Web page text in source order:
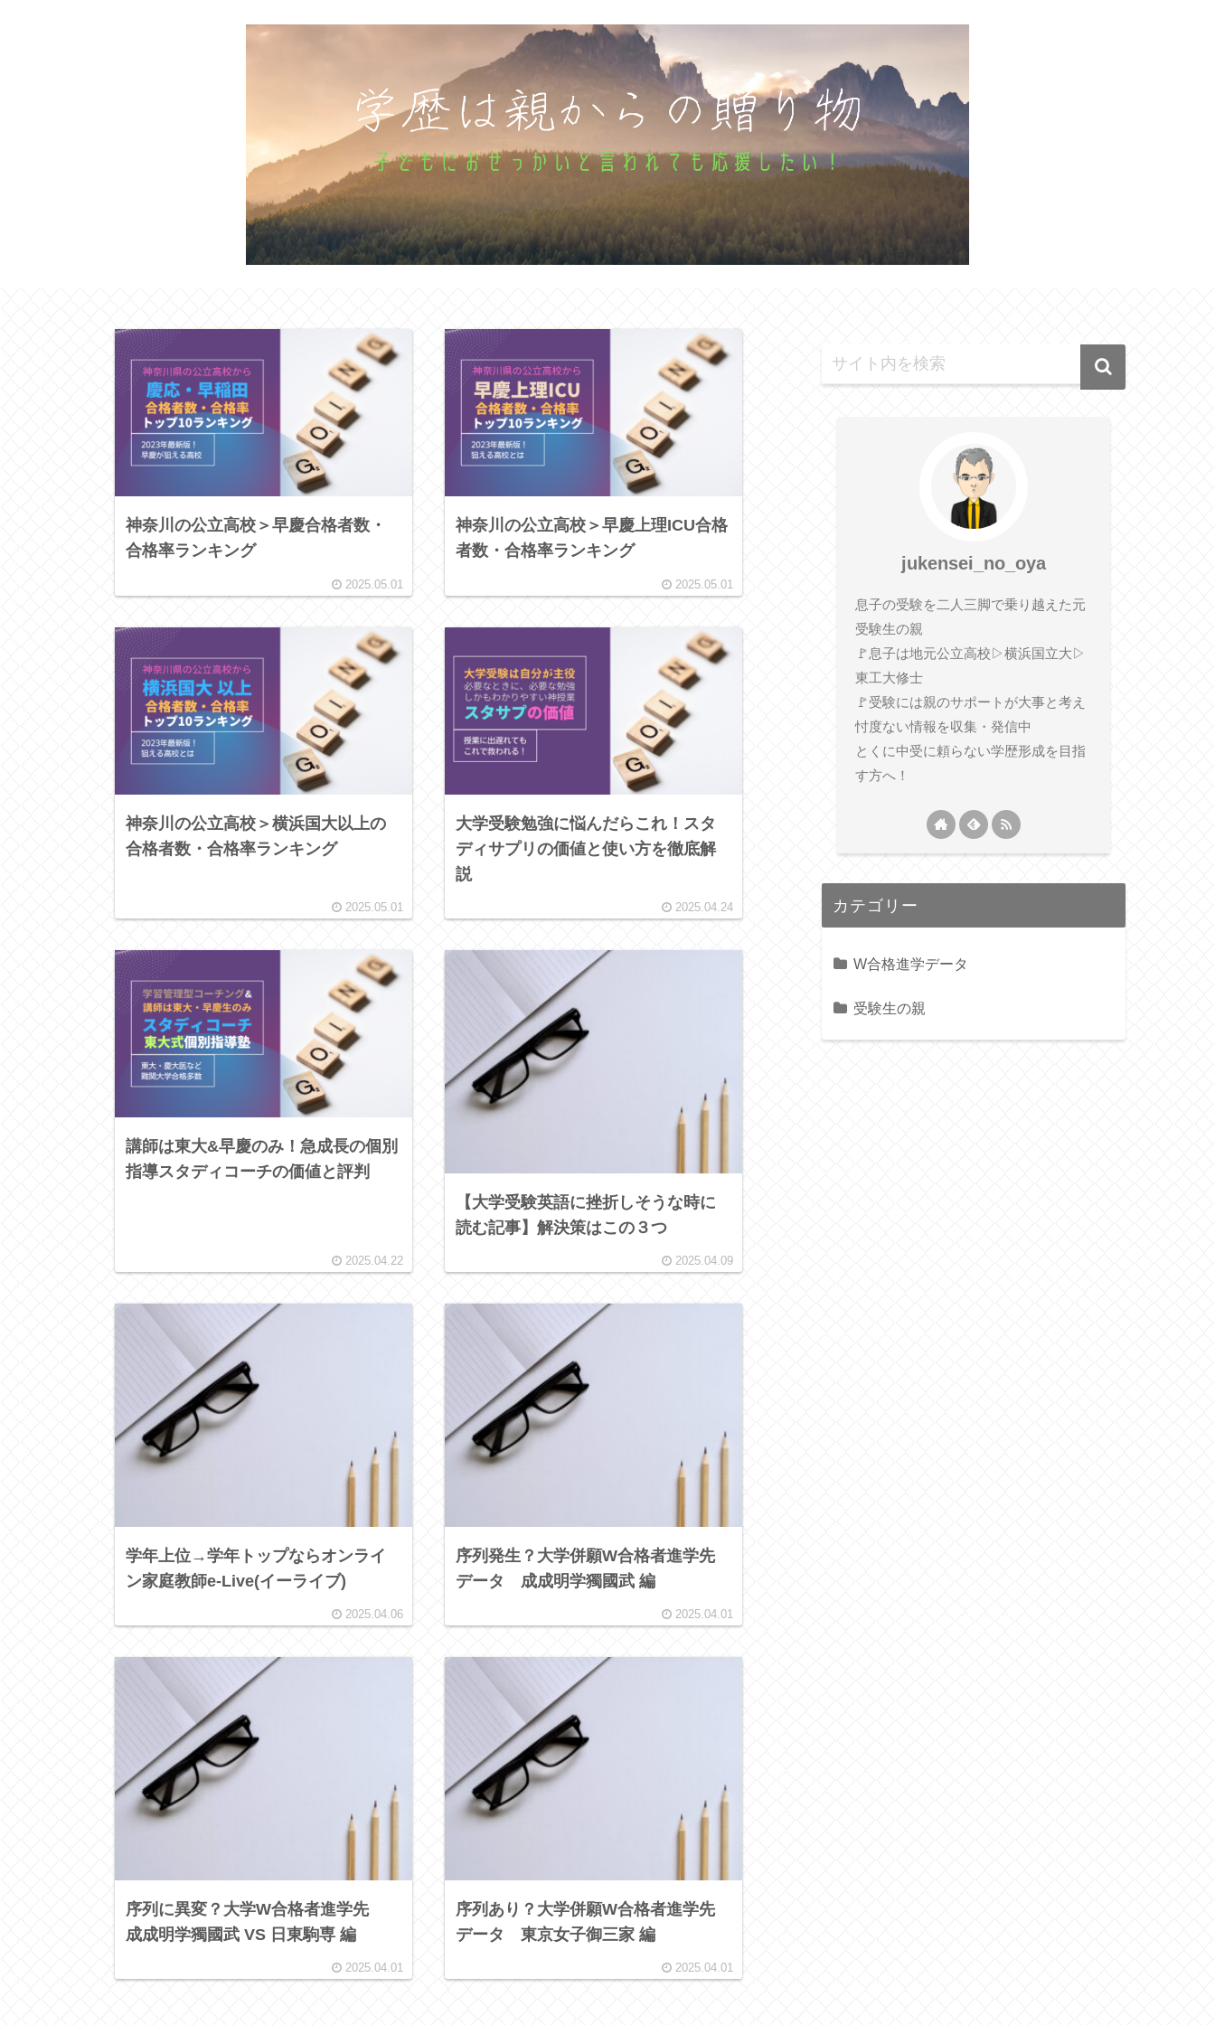
神奈川の公立高校＞早慶合格者数・
合格率ランキング
2025.05.01
神奈川の公立高校＞早慶上理ICU合格
者数・合格率ランキング
2025.05.01
神奈川の公立高校＞横浜国大以上の
合格者数・合格率ランキング
2025.05.01
大学受験勉強に悩んだらこれ！スタ
ディサプリの価値と使い方を徹底解
説
2025.04.24
講師は東大&早慶のみ！急成長の個別
指導スタディコーチの価値と評判
2025.04.22
【大学受験英語に挫折しそうな時に
読む記事】解決策はこの３つ
2025.04.09
学年上位→学年トップならオンライ
ン家庭教師e-Live(イーライブ)
2025.04.06
序列発生？大学併願W合格者進学先
データ 成成明学獨國武 編
2025.04.01
序列に異変？大学W合格者進学先
成成明学獨國武 VS 日東駒専 編
2025.04.01
序列あり？大学併願W合格者進学先
データ 東京女子御三家 編
2025.04.01
jukensei_no_oya
息子の受験を二人三脚で乗り越えた元
受験生の親
🚩息子は地元公立高校▷横浜国立大▷
東工大修士
🚩受験には親のサポートが大事と考え
忖度ない情報を収集・発信中
とくに中受に頼らない学歴形成を目指
す方へ！
カテゴリー
W合格進学データ
受験生の親